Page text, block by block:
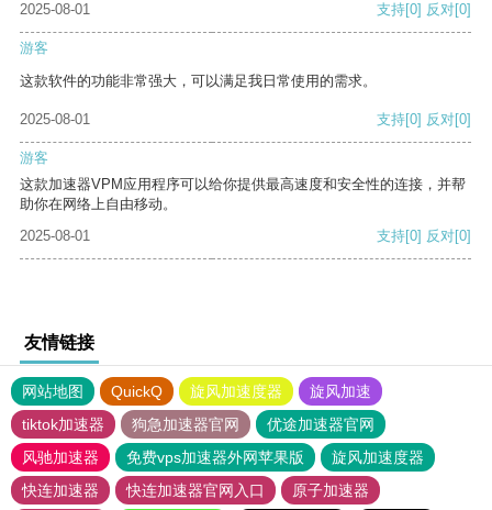
2025-08-01 支持[0] 反对[0]
游客
这款软件的功能非常强大，可以满足我日常使用的需求。
2025-08-01 支持[0] 反对[0]
游客
这款加速器VPM应用程序可以给你提供最高速度和安全性的连接，并帮
助你在网络上自由移动。
2025-08-01
支持[0] 反对[0]
友情链接
网站地图 QuickQ 旋风加速度器
旋风加速
tiktok加速器
狗急加速器官网
优途加速器官网
风驰加速器
免费vps加速器外网苹果版
旋风加速度器
快连加速器
快连加速器官网入口 原子加速器